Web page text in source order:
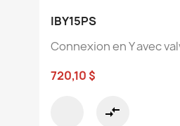
IBY15PS
Connexion en Y avec
720,10 $
compare_arrows